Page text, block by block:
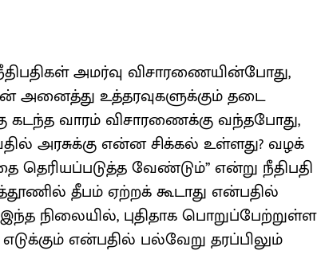
அமர்வு விசா​ரணை​யின்​போது,
அனைத்து உத்​தர​வு​களுக்​கும் தடை
கடந்த வாரம் விசா​ரணைக்கு வந்​த​போது,
அரசுக்கு என்ன சிக்​கல் உள்​ளது? வழக்​
வேண்​டும்’’ என்று நீதிப​தி​
தீபம் ஏற்​றக் கூடாது என்​ப​தில்
இந்த நிலை​யில், புதி​தாக பொறுப்​பேற்​றுள்ள
என்​ப​தில் பல்​வேறு தரப்​பிலும்